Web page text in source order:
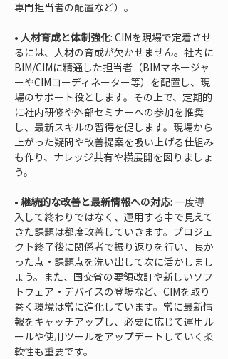
• 人材育成と体制強化: CIMを現場で定着させ
るには、人材の育成が欠かせません。社内に
BIM/CIMに精通した担当者（BIMマネージャ
ーやCIMコーディネーター等）を配置し、現
場のサポート役とします。その上で、定期的
に社内研修や外部セミナーへの参加を推奨
し、最新スキルの習得を促します。現場から
上がった疑問や改善提案を吸い上げる仕組み
も作り、ナレッジ共有や横展開を図りましょ
• 継続的な改善と最新情報への対応: 一度導
入して終わりではなく、運用する中で見えて
きた課題は都度改善していきます。プロジェ
クト終了後に関係者で振り返りを行い、良か
った点・課題点を洗い出して次に活かしまし
ょう。また、国交省の要領改訂や新しいソフ
トウェア・デバイスの登場など、CIMを取り
巻く環境は常に進化しています。常に最新情
報をキャッチアップし、必要に応じて運用ル
ールや使用ツールをアップデートしていく柔
軟性も重要です。